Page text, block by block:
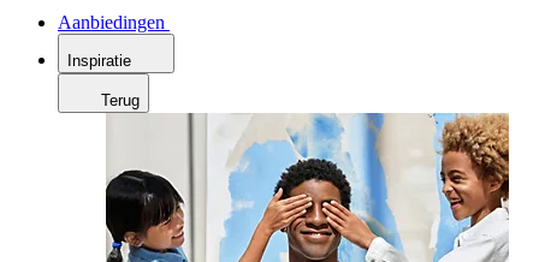
Aanbiedingen
Inspiratie
Terug